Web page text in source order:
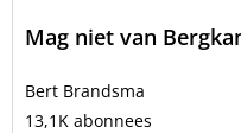
Mag niet van
Bert Brandsma
13,1K abonnees